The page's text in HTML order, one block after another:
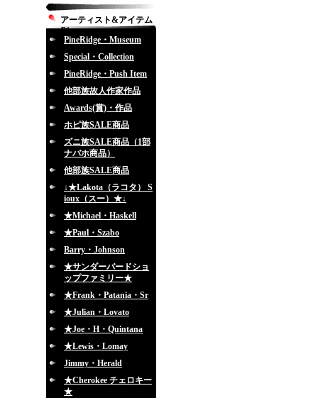
アーティスト&アイテム
別
PineRidge・Museum
Special・Collection
PineRidge・Push Item
他部族故人作家作品
Awards(賞)・作品
ホピ族SALE商品
ズニ族SALE商品（1部
ナバホ商品）
他部族SALE商品
↓★Lakota（ラコタ） S
ioux（スー）★↓
★Michael・Haskell
★Paul・Szabo
Barry・Johnson
★サンダーバードショ
ップファミリー★
★Frank・Patania・Sr
★Julian・Lovato
★Joe・H・Quintana
★Lewis・Lomay
Jimmy・Herald
★Cherokee チェロキー
★